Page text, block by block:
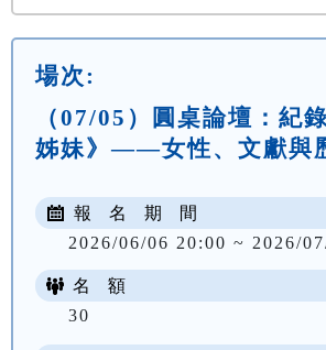
場次:
（07/05）圓桌論壇：紀
姊妹》——女性、文獻與
報 名 期 間
2026/06/06 20:00 ~ 2026/
名 額
30